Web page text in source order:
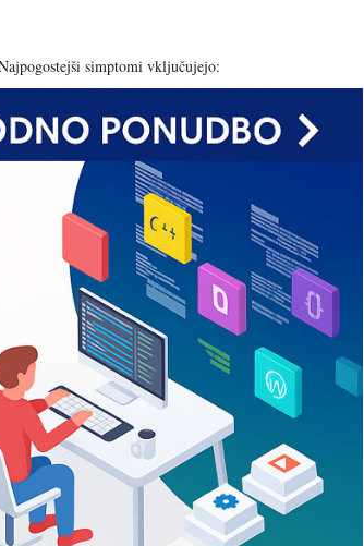
simptomi vključujejo: